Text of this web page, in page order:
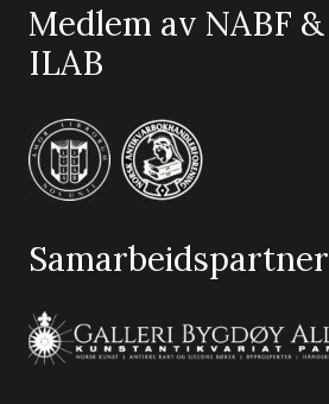
Medlem av NABF &
ILAB
Samarbeidspartner